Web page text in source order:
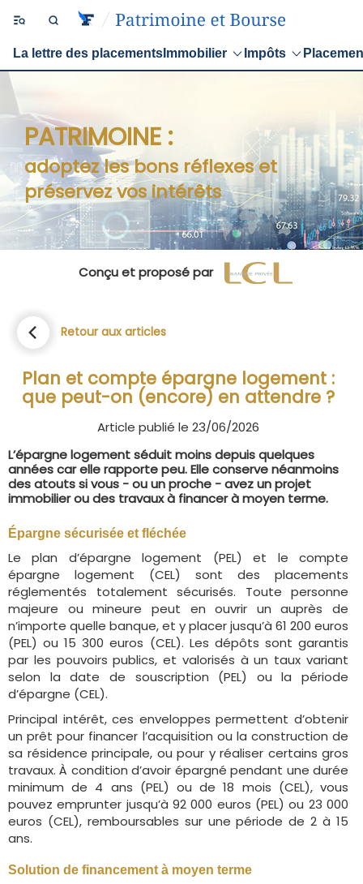
La lettre des placements Immobilier Impôts
PATRIMOINE :
adoptez les bons réflexes et
préservez vos intérêts
Conçu et proposé par
Retour aux articles
Plan et compte épargne logement :
que peut-on (encore) en attendre ?
Article publié le 23/06/2026
L’épargne logement séduit moins depuis quelques
années car elle rapporte peu. Elle conserve néanmoins
des atouts si vous - ou un proche - avez un projet
immobilier ou des travaux à financer à moyen terme.
Épargne sécurisée et fléchée
Le plan d’épargne logement (PEL) et le compte
épargne logement (CEL) sont des placements
réglementés totalement sécurisés. Toute personne
majeure ou mineure peut en ouvrir un auprès de
n’importe quelle banque, et y placer jusqu’à 61 200 euros
(PEL) ou 15 300 euros (CEL). Les dépôts sont garantis
par les pouvoirs publics, et valorisés à un taux variant
selon la date de souscription (PEL) ou la période
d’épargne (CEL).
Principal intérêt, ces enveloppes permettent d’obtenir
un prêt pour financer l’acquisition ou la construction de
sa résidence principale, ou pour y réaliser certains gros
travaux. À condition d’avoir épargné pendant une durée
minimum de 4 ans (PEL) ou de 18 mois (CEL), vous
pouvez emprunter jusqu’à 92 000 euros (PEL) ou 23 000
euros (CEL), remboursables sur une période de 2 à 15
ans.
Solution de financement à moyen terme